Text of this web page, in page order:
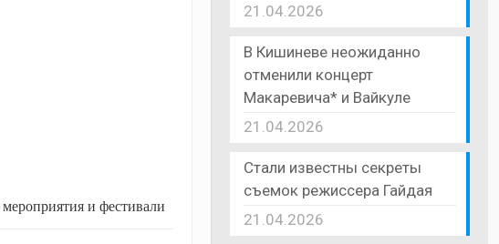
и фестивали
21.04.2026
В Кишиневе неожиданно
отменили концерт
Макаревича* и Вайкуле
21.04.2026
Стали известны секреты
съемок режиссера Гайдая
21.04.2026